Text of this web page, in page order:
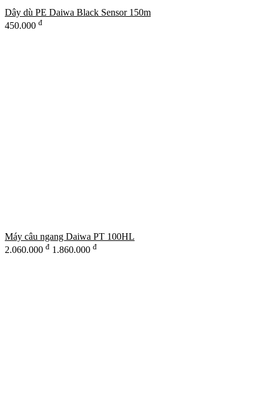
Dây dù PE Daiwa Black Sensor 150m
450.000 đ
Máy câu ngang Daiwa PT 100HL
2.060.000 đ 1.860.000 đ